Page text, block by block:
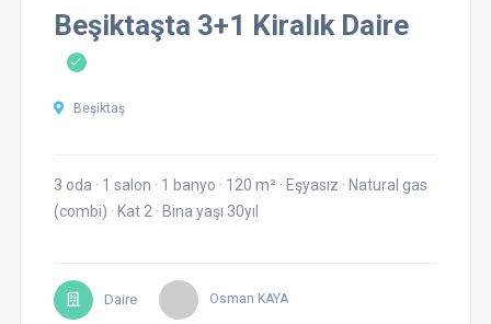
Beşiktaşta 3+1 Kiralık Daire
Beşiktaş
3 oda · 1 salon · 1 banyo · 120 m² · Eşyasız · Natural gas
(combi) · Kat 2 · Bina yaşı 30yıl
Daire Osman KAYA